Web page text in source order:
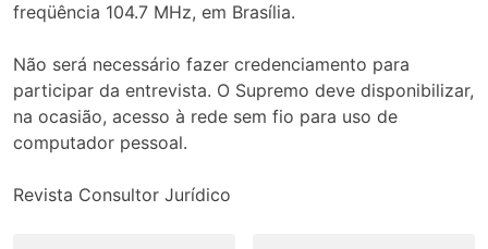
freqüência 104.7 MHz, em Brasília.
Não será necessário fazer credenciamento para
participar da entrevista. O Supremo deve disponibilizar,
na ocasião, acesso à rede sem fio para uso de
computador pessoal.
Revista Consultor Jurídico